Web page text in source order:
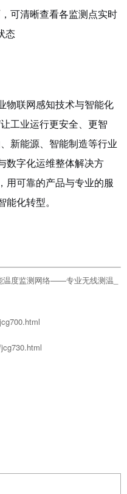
可清晰查看各监测点实时
态
物联网感知技术与智能化
让工业运行更安全、更智
新能源、智能制造等行业
数字化运维整体解决方
用可靠的产品与专业的服
化转型。
温度监测网络——专业无线测温_